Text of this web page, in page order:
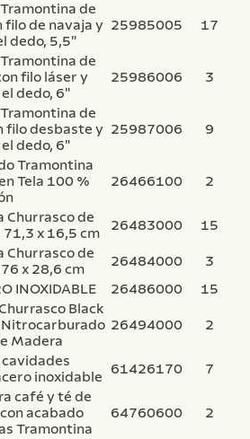
de
filo de navaja y
dedo, 5,5"
25985005 17
de
filo láser y
dedo, 6"
25986006 3
de
filo desbaste y
dedo, 6"
25987006 9
Tramontina
Tela 100 %
26466100 2
Churrasco de
x 16,5 cm
26483000
15
Churrasco de
x 28,6 cm
26484000
3
INOXIDABLE
26486000
15
Black
Nitrocarburado
Madera
26494000 2
inoxidable
61426170
7
café y té de
acabado
Tramontina
64760600 2